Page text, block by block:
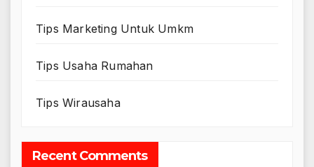
Tips Marketing Untuk Umkm
Tips Usaha Rumahan
Tips Wirausaha
Recent Comments